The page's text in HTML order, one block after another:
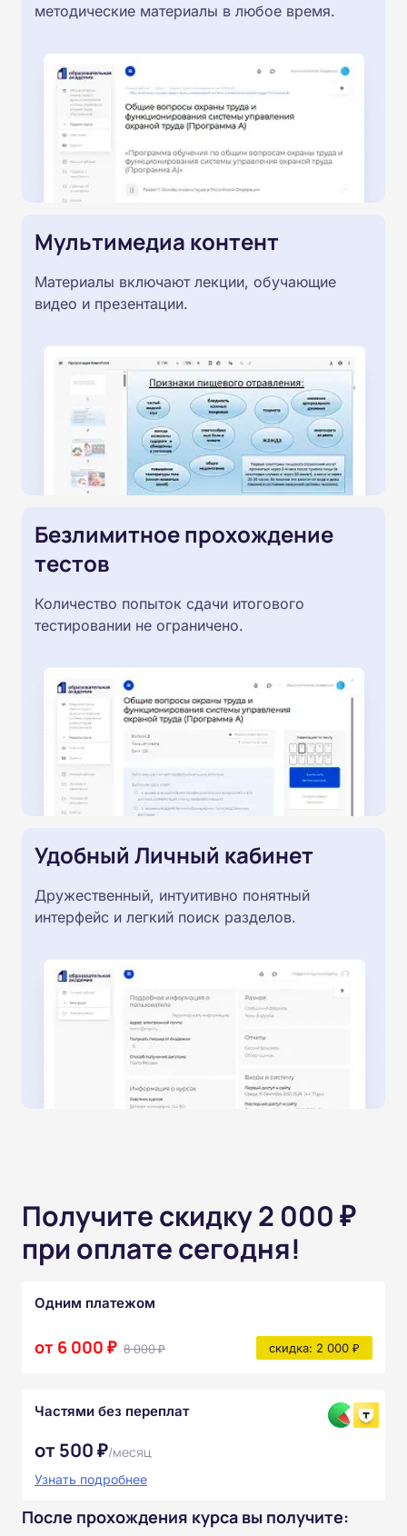
методические материалы в любое время.
Мультимедиа контент
Материалы включают лекции, обучающие
видео и презентации.
Безлимитное прохождение
тестов
Количество попыток сдачи итогового
тестировании не ограничено.
Удобный Личный кабинет
Дружественный, интуитивно понятный
интерфейс и легкий поиск разделов.
Получите скидку 2 000 ₽
при оплате сегодня!
Одним платежом
от 6 000 ₽ 8 000 ₽ скидка: 2 000 ₽
Частями без переплат
от 500 ₽/месяц
Узнать подробнее
После прохождения курса вы получите: